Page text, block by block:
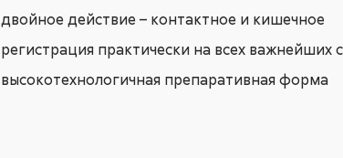
двойное действие – контактное и кишечное
регистрация практически на всех важнейших
высокотехнологичная препаративная форма